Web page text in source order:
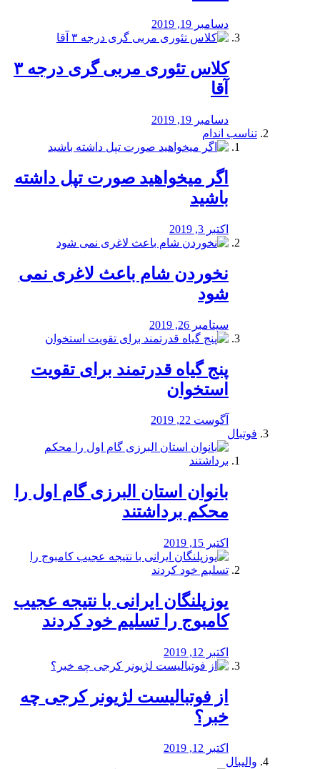
دسامبر 19, 2019
کلاس تئوری مربی گری درجه ۳
آقا
دسامبر 19, 2019
تناسب اندام
اگر میخواهید صورت تپل داشته
باشید
اکتبر 3, 2019
نخوردن شام باعث لاغری نمی
‌شود
سپتامبر 26, 2019
پنج گیاه قدرتمند برای تقویت
استخوان
آگوست 22, 2019
فوتبال
بانوان استان البرزی گام اول را
محكم برداشتند
اکتبر 15, 2019
یوزپلنگان ایرانی با نتیجه عجیب
کامبوج را تسلیم خود کردند
اکتبر 12, 2019
از فوتبالیست لژیونر کرجی چه
خبر؟
اکتبر 12, 2019
والیبال